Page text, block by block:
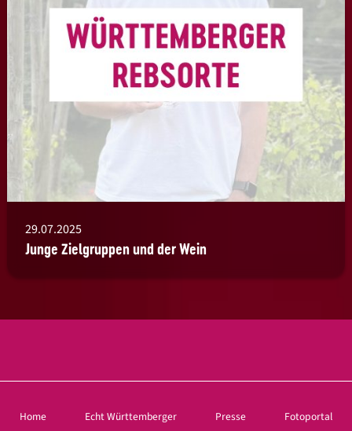
29.07.2025
Junge Zielgruppen und der Wein
Home Echt Württemberger Presse Fotoportal